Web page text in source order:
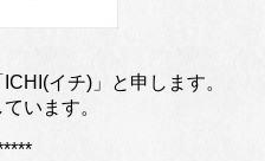
イチ)」と申します。
います。